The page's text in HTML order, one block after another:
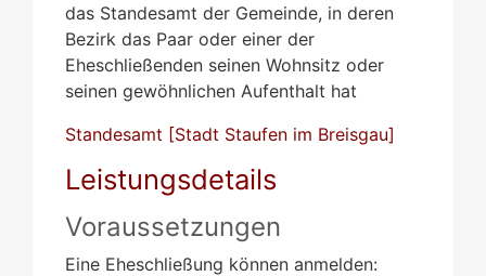
das Standesamt der Gemeinde, in deren
Bezirk das Paar oder einer der
Eheschließenden seinen Wohnsitz oder
seinen gewöhnlichen Aufenthalt hat
Standesamt [Stadt Staufen im Breisgau]
Leistungsdetails
Voraussetzungen
Eine Eheschließung können anmelden: